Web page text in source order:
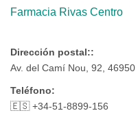
Farmacia Rivas Centro
Dirección postal::
Av. del Camí Nou, 92, 46950
Teléfono:
🇪🇸 +34-51-8899-156